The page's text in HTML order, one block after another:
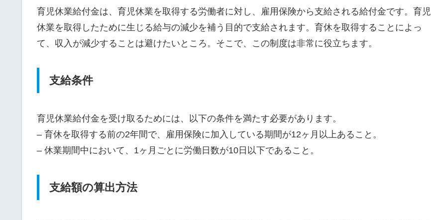
育児休業給付金は、育児休業を取得する労働者に対し、雇用保険から支給される給付金です。育児
休業を取得したために生じる給与の減少を補う目的で支給されます。育休を取得することによっ
て、収入が減少することは避けたいところ。そこで、この制度は非常に役立ちます。
支給条件
育児休業給付金を受け取るためには、以下の条件を満たす必要があります。
– 育休を取得する前の2年間で、雇用保険に加入している期間が12ヶ月以上あること。
– 休業期間中において、1ヶ月ごとに労働日数が10日以下であること。
支給額の算出方法